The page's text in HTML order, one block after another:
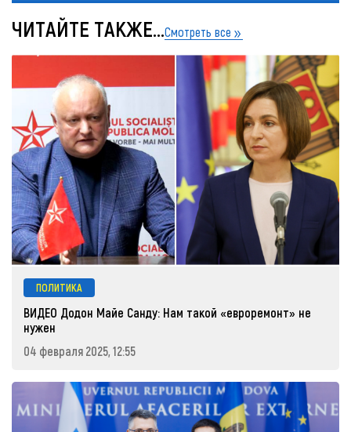
ЧИТАЙТЕ ТАКЖЕ...Смотреть все
ПОЛИТИКА
ВИДЕО Додон Майе Санду: Нам такой «евроремонт» не
нужен
04 февраля 2025, 12:55